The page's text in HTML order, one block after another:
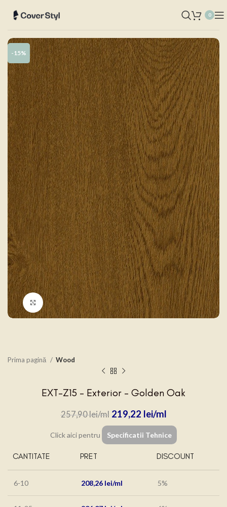
0
-15%
Click to enlarge
Prima pagină Wood
EXT-Z15 – Exterior – Golden Oak
257,90lei 219,22 lei
Click aici pentru Specificatii Tehnice
CANTITATE PRET DISCOUNT
6-10 208,26 lei 5%